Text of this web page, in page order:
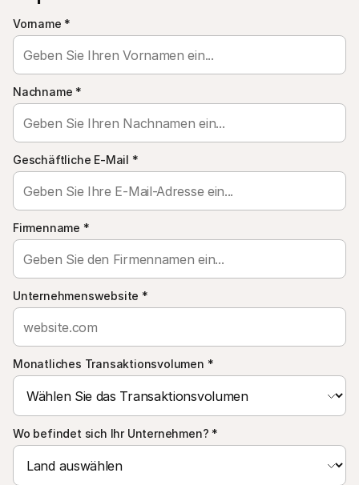
Unsere Story und Werte
News
Lesen Sie aktuelle Mollie-
Kommen Sie zu uns - wir stellen ein!
Kontakt
Für Endkunden
Kontaktieren Sie unseren Händler-Support
Sales-Team kontaktieren
Erfahren Sie, wie wir Ihrem Unternehmen helfen können
Vorname *
Nachname *
Geschäftliche E-Mail *
Firmenname *
Unternehmenswebsite *
Monatliches Transaktionsvolumen *
Wo befindet sich Ihr Unternehmen? *